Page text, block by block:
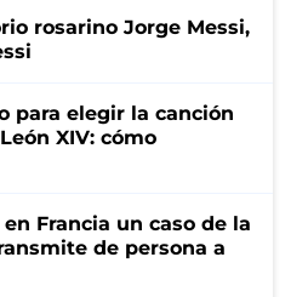
rosarino Jorge Messi,
para elegir la canción
XIV: cómo
Francia un caso de la
de persona a